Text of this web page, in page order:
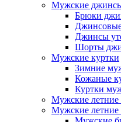
Мужские
Брюки
Джинсы
Шорты
Мужские куртки
Зимние
Кожаные
Куртки
Мужские летние
Мужские